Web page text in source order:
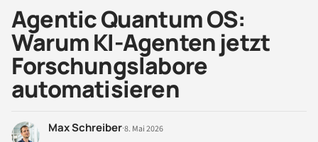
Agentic Quantum OS:
Warum KI-Agenten jetzt
Forschungslabore
automatisieren
Max Schreiber·8. Mai 2026